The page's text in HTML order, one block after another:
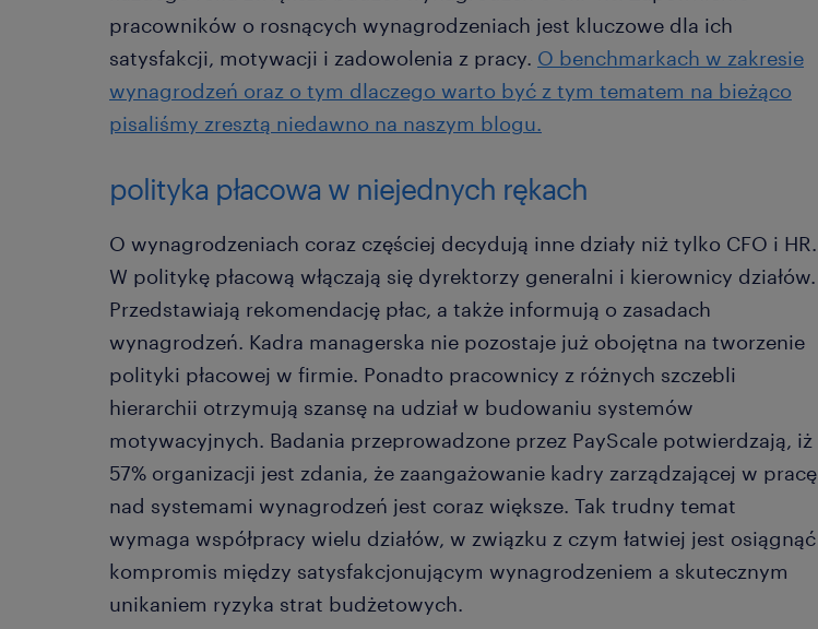
pracowników o rosnących wynagrodzeniach jest kluczowe dla ich
satysfakcji, motywacji i zadowolenia z pracy. O benchmarkach w zakresie
wynagrodzeń oraz o tym dlaczego warto być z tym tematem na bieżąco
pisaliśmy zresztą niedawno na naszym blogu.
polityka płacowa w niejednych rękach
O wynagrodzeniach coraz częściej decydują inne działy niż tylko CFO i HR.
W politykę płacową włączają się dyrektorzy generalni i kierownicy działów.
Przedstawiają rekomendację płac, a także informują o zasadach
wynagrodzeń. Kadra managerska nie pozostaje już obojętna na tworzenie
polityki płacowej w firmie. Ponadto pracownicy z różnych szczebli
hierarchii otrzymują szansę na udział w budowaniu systemów
motywacyjnych. Badania przeprowadzone przez PayScale potwierdzają, iż
57% organizacji jest zdania, że zaangażowanie kadry zarządzającej w pracę
nad systemami wynagrodzeń jest coraz większe. Tak trudny temat
wymaga współpracy wielu działów, w związku z czym łatwiej jest osiągnąć
kompromis między satysfakcjonującym wynagrodzeniem a skutecznym
unikaniem ryzyka strat budżetowych.